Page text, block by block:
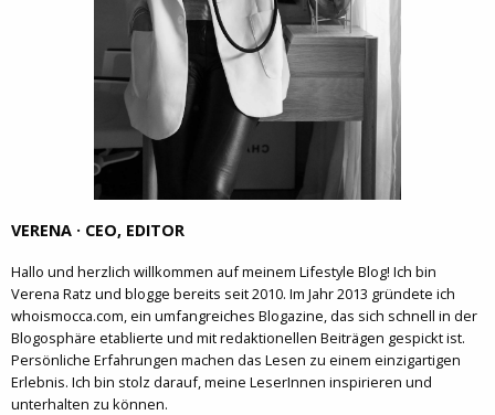
VERENA · CEO, EDITOR
Hallo und herzlich willkommen auf meinem Lifestyle Blog! Ich bin
Verena Ratz und blogge bereits seit 2010. Im Jahr 2013 gründete ich
whoismocca.com, ein umfangreiches Blogazine, das sich schnell in der
Blogosphäre etablierte und mit redaktionellen Beiträgen gespickt ist.
Persönliche Erfahrungen machen das Lesen zu einem einzigartigen
Erlebnis. Ich bin stolz darauf, meine LeserInnen inspirieren und
unterhalten zu können.